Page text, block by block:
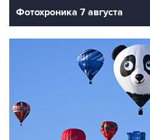
Фотохроника 7 августа